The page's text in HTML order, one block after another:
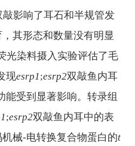
敲影响了耳石和半规管发
其形态和数量没有明显
光染料摄入实验评估了毛
现esrp1;esrp2双敲鱼内耳
能受到显著影响。转录组
1;esrp2双敲鱼内耳中的表
机械-电转换复合物蛋白的t